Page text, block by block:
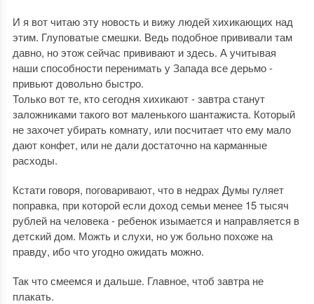
И я вот читаю эту новость и вижу людей хихикающих над
этим. Глуповатые смешки. Ведь подобное прививали там
давно, но этож сейчас прививают и здесь. А учитывая
наши способности перенимать у Запада все дерьмо -
привьют довольно быстро.
Только вот те, кто сегодня хихикают - завтра станут
заложниками такого вот маленького шантажиста. Который
не захочет убирать комнату, или посчитает что ему мало
дают конфет, или не дали достаточно на карманные
расходы.
Кстати говоря, поговаривают, что в недрах Думы гуляет
поправка, при которой если доход семьи менее 15 тысяч
рублей на человека - ребенок изымается и направляется в
детский дом. Можть и слухи, но уж больно похоже на
правду, ибо что угодно ожидать можно.
Так что смеемся и дальше. Главное, чтоб завтра не
плакать.